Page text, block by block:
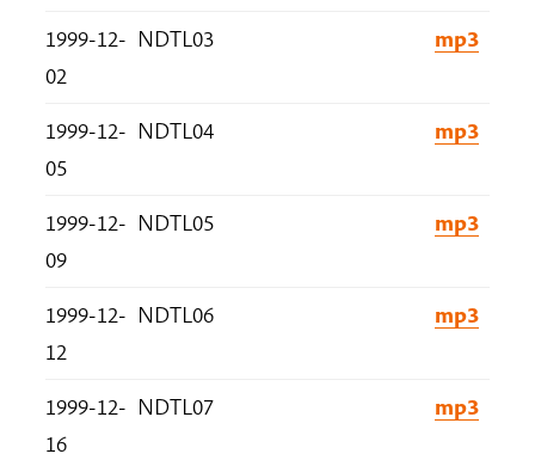
1999-12-
02
NDTL03 mp3
1999-12-
05
NDTL04 mp3
1999-12-
09
NDTL05 mp3
1999-12-
12
NDTL06 mp3
1999-12-
16
NDTL07 mp3